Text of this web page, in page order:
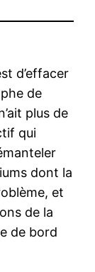
d’effacer
de
plus de
qui
dont la
et
de la
de bord